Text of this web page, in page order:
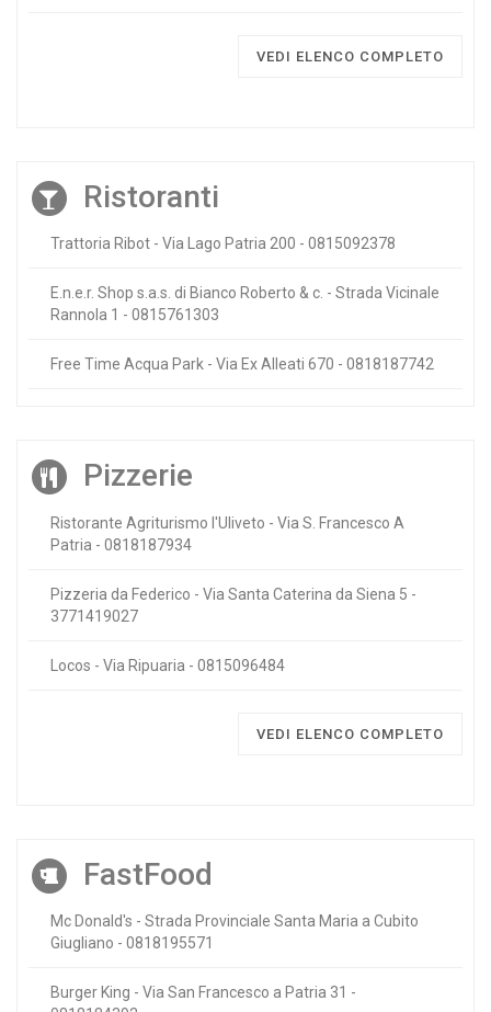
VEDI ELENCO COMPLETO
Ristoranti
Trattoria Ribot - Via Lago Patria 200 - 0815092378
E.n.e.r. Shop s.a.s. di Bianco Roberto & c. - Strada Vicinale
Rannola 1 - 0815761303
Free Time Acqua Park - Via Ex Alleati 670 - 0818187742
Pizzerie
Ristorante Agriturismo l'Uliveto - Via S. Francesco A
Patria - 0818187934
Pizzeria da Federico - Via Santa Caterina da Siena 5 -
3771419027
Locos - Via Ripuaria - 0815096484
VEDI ELENCO COMPLETO
FastFood
Mc Donald's - Strada Provinciale Santa Maria a Cubito
Giugliano - 0818195571
Burger King - Via San Francesco a Patria 31 -